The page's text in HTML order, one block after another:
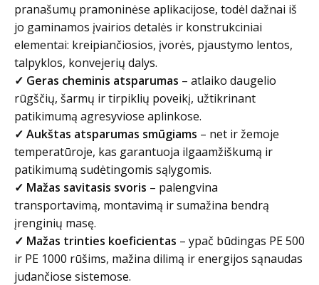
pranašumų pramoninėse aplikacijose, todėl dažnai iš
jo gaminamos įvairios detalės ir konstrukciniai
elementai: kreipiančiosios, įvorės, pjaustymo lentos,
talpyklos, konvejerių dalys.
✓ Geras cheminis atsparumas – atlaiko daugelio
rūgščių, šarmų ir tirpiklių poveikį, užtikrinant
patikimumą agresyviose aplinkose.
✓ Aukštas atsparumas smūgiams – net ir žemoje
temperatūroje, kas garantuoja ilgaamžiškumą ir
patikimumą sudėtingomis sąlygomis.
✓ Mažas savitasis svoris – palengvina
transportavimą, montavimą ir sumažina bendrą
įrenginių masę.
✓ Mažas trinties koeficientas – ypač būdingas PE 500
ir PE 1000 rūšims, mažina dilimą ir energijos sąnaudas
judančiose sistemose.